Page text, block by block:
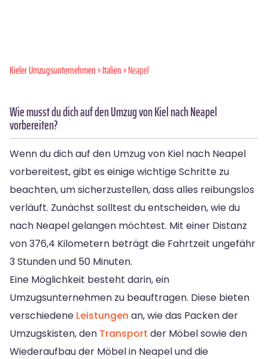
Kieler Umzugsunternehmen»Italien» Neapel
Wie musst du dich auf den Umzug von Kiel nach Neapel
vorbereiten?
Wenn du dich auf den Umzug von Kiel nach Neapel
vorbereitest, gibt es einige wichtige Schritte zu
beachten, um sicherzustellen, dass alles reibungslos
verläuft. Zunächst solltest du entscheiden, wie du
nach Neapel gelangen möchtest. Mit einer Distanz
von 376,4 Kilometern beträgt die Fahrtzeit ungefähr
3 Stunden und 50 Minuten.
Eine Möglichkeit besteht darin, ein
Umzugsunternehmen zu beauftragen. Diese bieten
verschiedene Leistungen an, wie das Packen der
Umzugskisten, den Transport der Möbel sowie den
Wiederaufbau der Möbel in Neapel und die